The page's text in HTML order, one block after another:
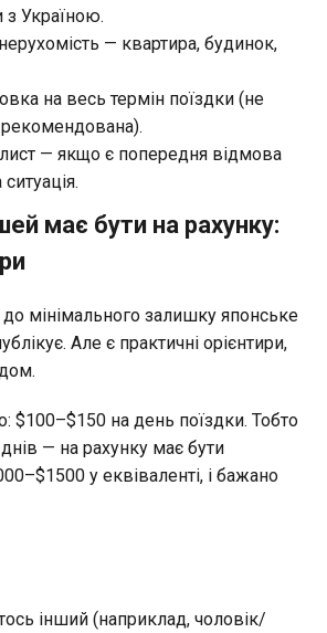
з Україною.
— квартира, будинок,
на весь термін поїздки (не
— якщо є попередня відмова
має бути на рахунку:
мінімального залишку японське
Але є практичні орієнтири,
$100–$150 на день поїздки. Тобто
— на рахунку має бути
у еквіваленті, і бажано
інший (наприклад, чоловік/